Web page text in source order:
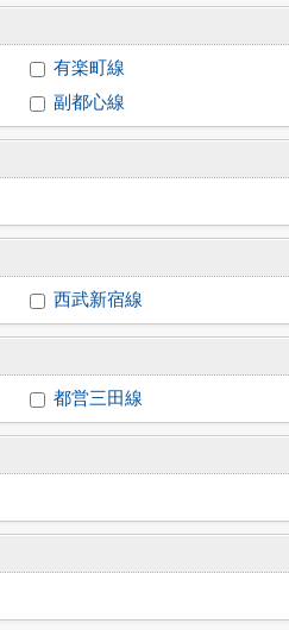
有楽町線
副都心線
西武新宿線
都営三田線